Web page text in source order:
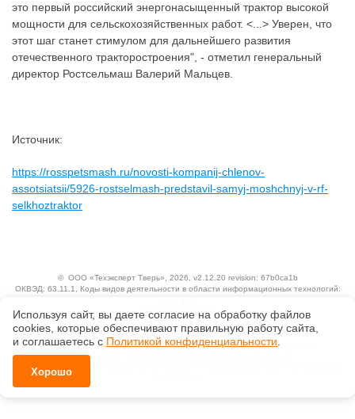
это первый российский энергонасыщенный трактор высокой
мощности для сельскохозяйственных работ. <...> Уверен, что
этот шаг станет стимулом для дальнейшего развития
отечественного тракторостроения", - отметил генеральный
директор Ростсельмаш Валерий Мальцев.
Источник:
https://rosspetsmash.ru/novosti-kompanij-chlenov-
assotsiatsii/5926-rostselmash-predstavil-samyj-moshchnyj-v-rf-
selkhoztraktor
© ООО «Техэксперт Тверь», 2026, v2.12.20 revision: 67b0ca1b
ОКВЭД: 63.11.1, Коды видов деятельности в области информационных технологий:
Ценовая политика
Исключительные авторские и смежные права принадлежат АО «Кодекс».
Положение по обработке и защите персональных данных
Справка о регистрации продуктов АО «Кодекс» в Реестре российского программного
Используя сайт, вы даете согласие на обработку файлов
сооkiеs, которые обеспечивают правильную работу сайта,
и соглашаетесь с Политикой конфиденциальности
Хорошо